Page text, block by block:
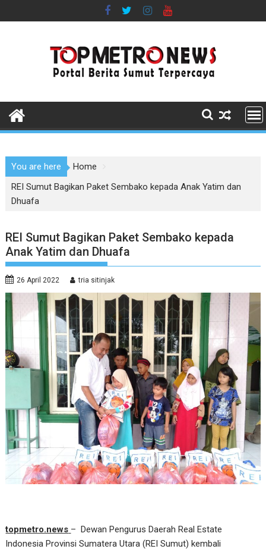
to
You are here
Home
REI Sumut Bagikan Paket Sembako kepada Anak Yatim dan
Dhuafa
REI Sumut Bagikan Paket Sembako kepada
Anak Yatim dan Dhuafa
26 April 2022 tria sitinjak
topmetro.news – Dewan Pengurus Daerah Real Estate
Indonesia Provinsi Sumatera Utara (REI Sumut) kembali